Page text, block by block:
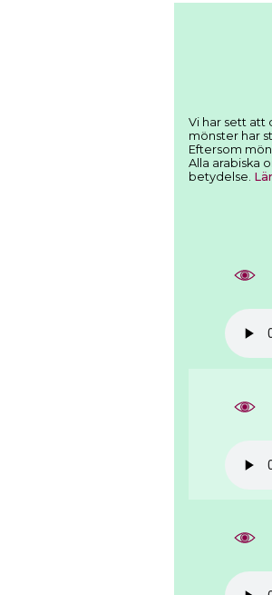
mönster har
Eftersom
Alla arabiska
betydelse.